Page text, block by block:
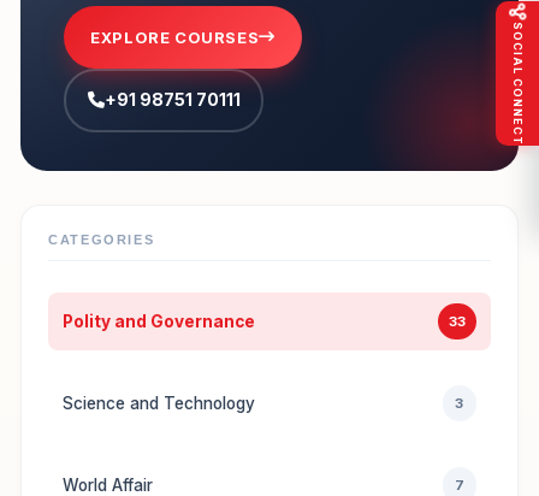
EXPLORE COURSES
+91 98751 70111
CATEGORIES
Polity and Governance 33
Science and Technology 3
World Affair 7
SOCIAL CONNECT